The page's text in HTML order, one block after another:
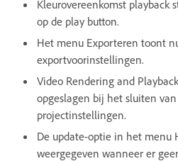
Kleurovereenkomst playback
op de play button.
Het menu Exporteren toont
exportvoorinstellingen.
Video Rendering and
opgeslagen bij het sluiten
projectinstellingen.
De update-optie in het menu
weergegeven wanneer er